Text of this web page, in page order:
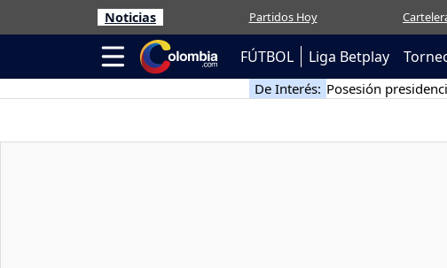
Noticias Partidos Hoy
FÚTBOL Liga Betplay
De Interés: Posesión